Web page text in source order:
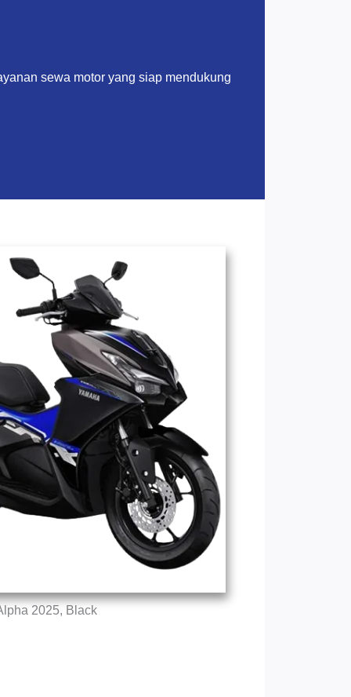
sewa motor yang siap mendukung
2025, Black